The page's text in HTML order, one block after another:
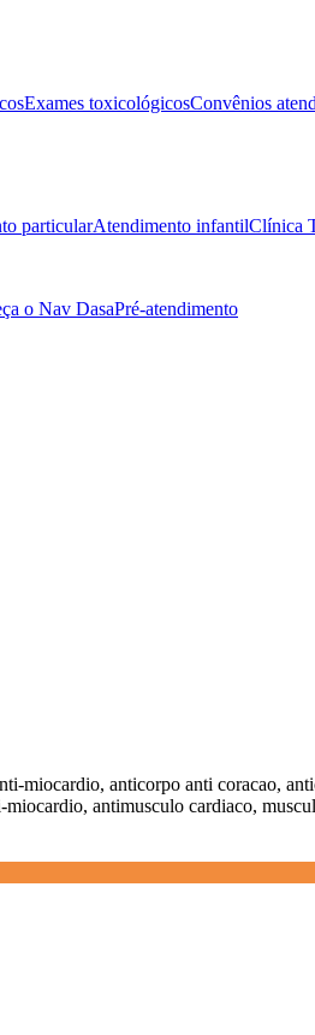
Exames toxicológicosConvênios
particularAtendimento infantilClínica
o Nav DasaPré-atendimento
miocardio, anticorpo anti coracao,
antimusculo cardiaco,